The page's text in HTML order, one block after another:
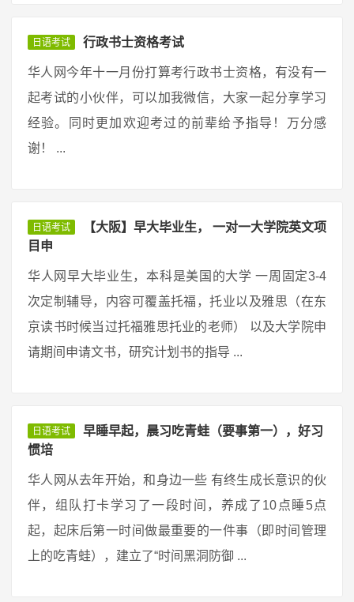
日语考试 行政书士资格考试
华人网今年十一月份打算考行政书士资格，有没有一
起考试的小伙伴，可以加我微信，大家一起分享学习
经验。同时更加欢迎考过的前辈给予指导！万分感
谢！ ...
日语考试
【大阪】早大毕业生， 一对一大学院英文项
目申
华人网早大毕业生，本科是美国的大学 一周固定3-4
次定制辅导，内容可覆盖托福，托业以及雅思（在东
京读书时候当过托福雅思托业的老师） 以及大学院申
请期间申请文书，研究计划书的指导 ...
日语考试
早睡早起，晨习吃青蛙（要事第一），好习
惯培
华人网从去年开始，和身边一些 有终生成长意识的伙
伴，组队打卡学习了一段时间，养成了10点睡5点
起，起床后第一时间做最重要的一件事（即时间管理
上的吃青蛙），建立了“时间黑洞防御 ...